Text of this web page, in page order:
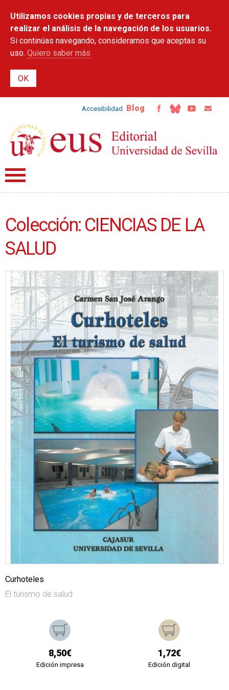
contenido
principal
Utilizamos cookies propias y de terceros para
realizar el análisis de la navegación de los usuarios.
Si continúas navegando, consideramos que aceptas su
uso. Quiero saber más
Accesibilidad Blog
Colección: CIENCIAS DE LA
SALUD
Curhoteles
El turismo de salud
8,50€
Edición impresa
1,72€
Edición digital